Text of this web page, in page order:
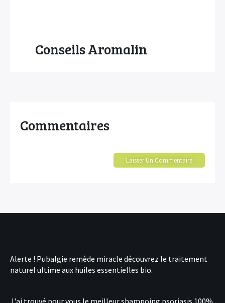
Conseils Aromalin
Commentaires
Laisser Un Commentaire
Alerte ! Pubalgie remède miracle découvrez le traitement
naturel ultime aux huiles essentielles bio.